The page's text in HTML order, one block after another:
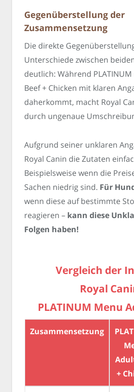
Gegenüberstellung der
Zusammensetzung
Die direkte
Unterschiede zwischen
deutlich: Während
Beef + Chicken mit klaren
daherkommt, macht Royal
durch ungenaue
Aufgrund seiner unklaren
Royal Canin die Zutaten
Beispielsweise wenn die
Sachen niedrig sind. Für
wenn diese auf bestimmte
reagieren – kann diese
Folgen haben!
Vergleich der
Royal
PLATINUM Menu
Zusammensetzung
+